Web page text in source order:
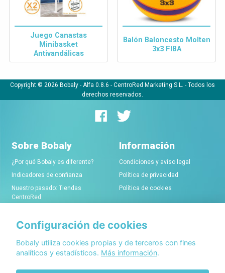
Juego Canastas
Minibasket
Antivandálicas
Balón Baloncesto Molten
3x3 FIBA
Copyright © 2026 Bobaly - Alfa 0.8.6 - CentroRed Marketing S.L. - Todos los
derechos reservados.
Sobre Bobaly
¿Por qué Bobaly es diferente?
Indicadores de confianza
Nuestro pasado: Tiendas
CentroRed
Información
Condiciones y aviso legal
Política de privacidad
Política de cookies
Comerciantes
Alta de tiendas online
Condiciones de alta
Conócenos
Acerca de Bobaly Partners
Partner eCommerce
Configuración de cookies
Bobaly utiliza cookies propias y de terceros con fines
analíticos y estadísticos. Más información.